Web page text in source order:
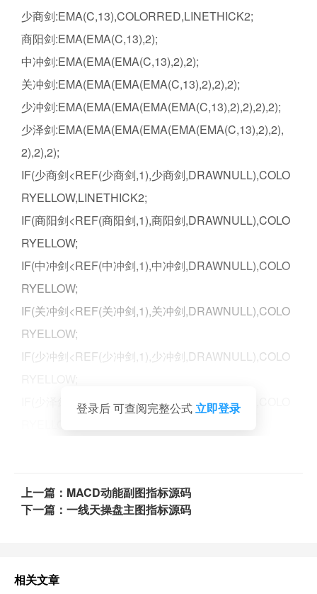
少商剑:EMA(C,13),COLORRED,LINETHICK2;
商阳剑:EMA(EMA(C,13),2);
中冲剑:EMA(EMA(EMA(C,13),2),2);
关冲剑:EMA(EMA(EMA(EMA(C,13),2),2),2);
少冲剑:EMA(EMA(EMA(EMA(EMA(C,13),2),2),2),2);
少泽剑:EMA(EMA(EMA(EMA(EMA(EMA(C,13),2),2),
2),2),2);
IF(少商剑<REF(少商剑,1),少商剑,DRAWNULL),COLO
RYELLOW,LINETHICK2;
IF(商阳剑<REF(商阳剑,1),商阳剑,DRAWNULL),COLO
RYELLOW;
IF(中冲剑<REF(中冲剑,1),中冲剑,DRAWNULL),COLO
RYELLOW;
IF(关冲剑<REF(关冲剑,1),关冲剑,DRAWNULL),COLO
RYELLOW;
IF(少冲剑<REF(少冲剑,1),少冲剑,DRAWNULL),COLO
IF(少泽剑<REF(少泽剑,1),少泽剑,DRAWNULL),COLO
登录后 可查阅完整公式立即登录
上一篇：MACD动能副图指标源码
下一篇：一线天操盘主图指标源码
相关文章